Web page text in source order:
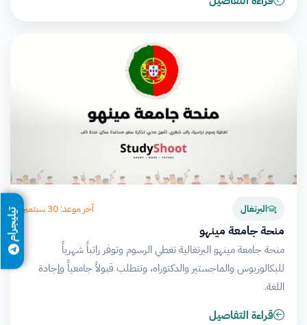
البرتغال آخر موعد: 30 سبتمبر
منحة جامعة مينهو
منحة جامعة مينهو البرتغالية تغطي الرسوم وتوفر راتباً شهرياً
للبكالوريوس والماجستير والدكتوراه، وتتطلب قبولاً جامعياً وإجادة
اللغة.
قراءة التفاصيل
تيليجرام